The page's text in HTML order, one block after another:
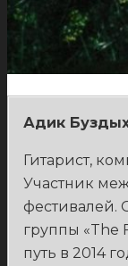
Адик
Гитарист,
Участник
фестивалей.
группы «The
путь в 2014